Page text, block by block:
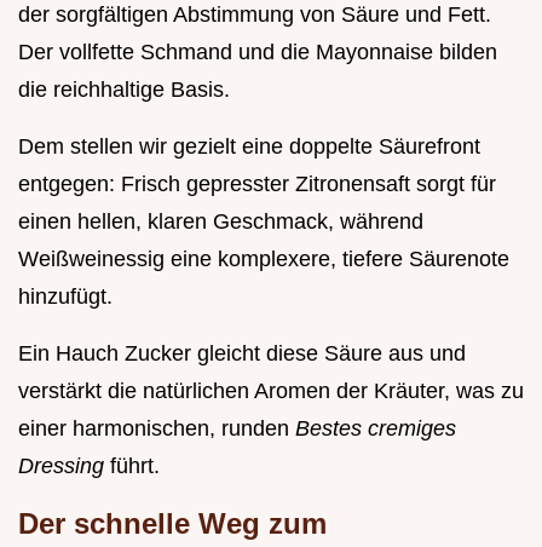
der sorgfältigen Abstimmung von Säure und Fett.
Der vollfette Schmand und die Mayonnaise bilden
die reichhaltige Basis.
Dem stellen wir gezielt eine doppelte Säurefront
entgegen: Frisch gepresster Zitronensaft sorgt für
einen hellen, klaren Geschmack, während
Weißweinessig eine komplexere, tiefere Säurenote
hinzufügt.
Ein Hauch Zucker gleicht diese Säure aus und
verstärkt die natürlichen Aromen der Kräuter, was zu
einer harmonischen, runden Bestes cremiges
Dressing führt.
Der schnelle Weg zum